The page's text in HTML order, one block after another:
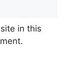
in this